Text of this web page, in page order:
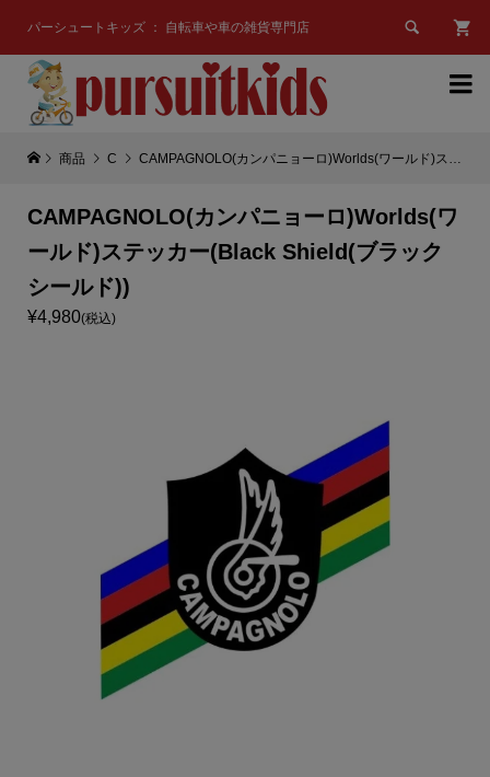
パーシュートキッズ ： 自転車や車の雑貨専門店 

商品 C CAMPAGNOLO(カンパニョーロ)Worlds(ワールド)ステッカー(Black Shield(ブラックシールド))
CAMPAGNOLO(カンパニョーロ)Worlds(ワ
ールド)ステッカー(Black Shield(ブラック
シールド))
¥4,980(税込)